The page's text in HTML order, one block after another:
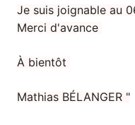
Je suis joignable au
Merci d'avance
À bientôt
Mathias BÉLANGER "